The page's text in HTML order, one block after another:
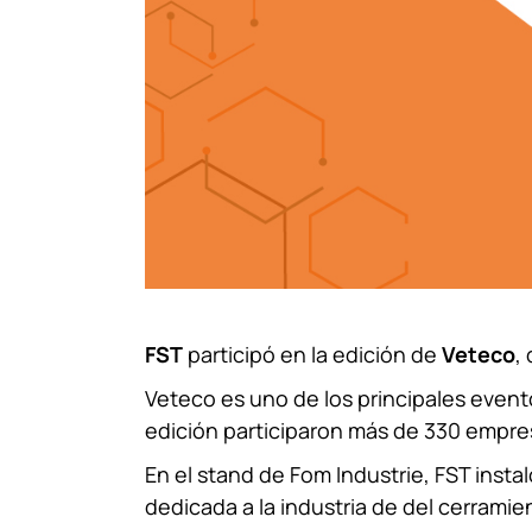
FST participó en la edición de Veteco,
Veteco es uno de los principales
edición participaron más de 330
En el stand de Fom Industrie, FST
dedicada a la industria de del